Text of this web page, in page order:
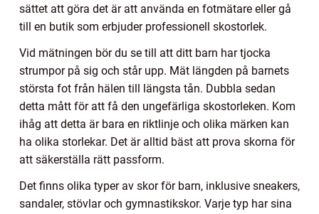
sättet att göra det är att använda en fotmätare eller gå
till en butik som erbjuder professionell skostorlek.
Vid mätningen bör du se till att ditt barn har tjocka
strumpor på sig och står upp. Mät längden på barnets
största fot från hälen till längsta tån. Dubbla sedan
detta mått för att få den ungefärliga skostorleken. Kom
ihåg att detta är bara en riktlinje och olika märken kan
ha olika storlekar. Det är alltid bäst att prova skorna för
att säkerställa rätt passform.
Det finns olika typer av skor för barn, inklusive sneakers,
sandaler, stövlar och gymnastikskor. Varje typ har sina